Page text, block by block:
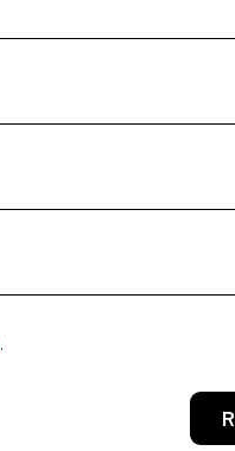
.